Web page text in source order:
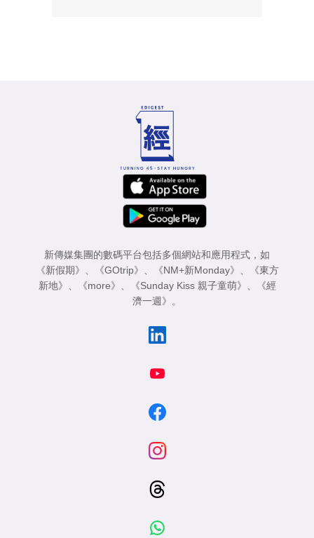
新傳媒集團的數碼平台包括多個網站和應用程式，如
《新假期》
《GOtrip》 《NM+新Monday》
《東方
新地》
《more》 《Sunday Kiss 親子童萌》
《經
濟一週》
。